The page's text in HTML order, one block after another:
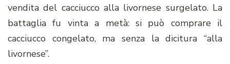
vendita del cacciucco alla livornese surgelato. La
battaglia fu vinta a metà: si può comprare il
cacciucco congelato, ma senza la dicitura “alla
livornese”.